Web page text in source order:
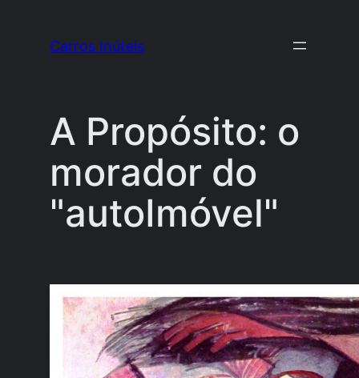
Carros Inúteis
A Propósito: o
morador do
"autoImóvel"